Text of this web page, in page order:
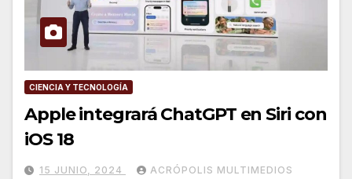
CIENCIA Y TECNOLOGÍA
Apple integrará ChatGPT en Siri con
iOS 18
15 JUNIO, 2024 ACRÓPOLIS MULTIMEDIOS